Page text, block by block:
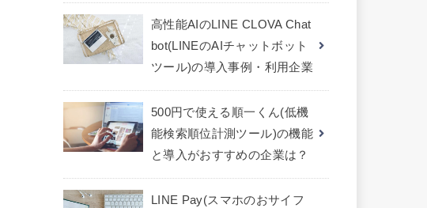
高性能AIのLINE CLOVA Chat
bot(LINEのAIチャットボット
ツール)の導入事例・利用企業
500円で使える順一くん(低機
能検索順位計測ツール)の機能
と導入がおすすめの企業は？
LINE Pay(スマホのおサイフ